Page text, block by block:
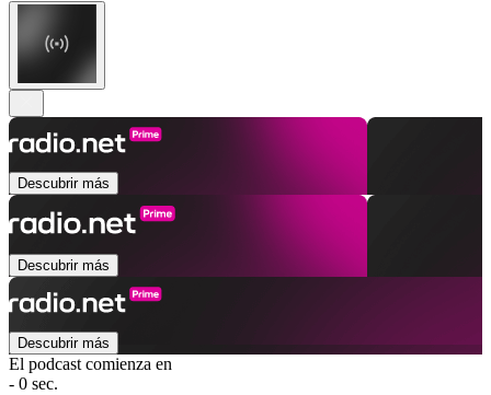
Descubrir más
Descubrir más
Descubrir más
El podcast comienza en
- 0 sec.